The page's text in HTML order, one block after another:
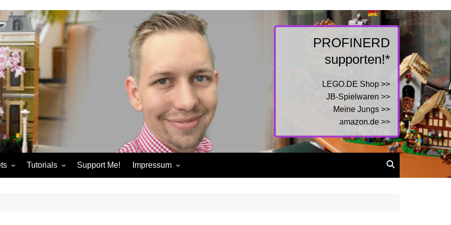
PROFINERD
supporten!*
LEGO.DE Shop >>
JB-Spielwaren >>
Meine Jungs >>
amazon.de >>
Tutorials Support Me! Impressum